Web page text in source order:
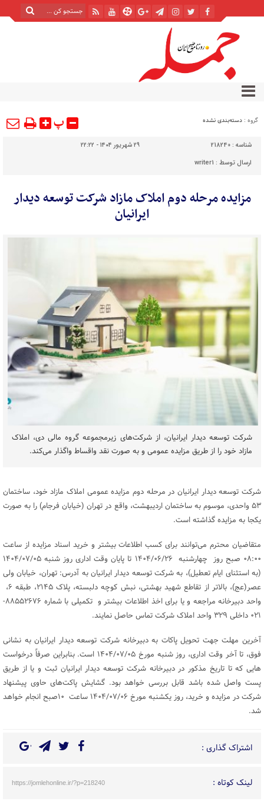
گروه : دسته‌بندی نشده پ
شناسه : 218240
۲۹ شهریور ۱۴۰۴ - ۲۲:۲۲
ارسال توسط : writer1
مزایده مرحله دوم املاک مازاد شرکت توسعه دیدار
ایرانیان
شرکت توسعه دیدار ایرانیان، از شرکت‌های زیرمجموعه گروه مالی دی، املاک
مازاد خود را از طریق مزایده عمومی و به صورت نقد واقساط واگذار می‌کند.
شرکت توسعه دیدار ایرانیان در مرحله دوم مزایده عمومی املاک مازاد خود، ساختمان
۵۳ واحدی، موسوم به ساختمان اردیبهشت، واقع در تهران (خیابان فرجام) را به صورت
یکجا به مزایده گذاشته است.
متقاضیان محترم می‌توانند برای کسب اطلاعات بیشتر و خرید اسناد مزایده از ساعت
۰۸:۰۰ صبح روز چهارشنبه ۱۴۰۴/۰۶/۲۶ تا پایان وقت اداری روز شنبه ۱۴۰۴/۰۷/۰۵
(به استثنای ایام تعطیل)، به شرکت توسعه دیدار ایرانیان به آدرس: تهران، خیابان ولی
عصر(عج)، بالاتر از تقاطع شهید بهشتی، نبش کوچه دلبسته، پلاک ۲۱۴۵، طبقه ۶،
واحد دبیرخانه مراجعه و یا برای اخذ اطلاعات بیشتر و تکمیلی با شماره ۸۸۵۵۲۶۷۶-
۰۲۱ داخلی ۳۲۹ واحد املاک شرکت تماس حاصل نمایند.
آخرین مهلت جهت تحویل پاکات به دبیرخانه شرکت توسعه دیدار ایرانیان به نشانی
فوق، تا آخر وقت اداری، روز شنبه مورخ ۱۴۰۴/۰۷/۰۵ است. بنابراین صرفاً درخواست
هایی که تا تاریخ مذکور در دبیرخانه شرکت توسعه دیدار ایرانیان ثبت و یا از طریق
پست واصل شده باشد قابل بررسی خواهد بود. گشایش پاکت‌های حاوی پیشنهاد
شرکت در مزایده و خرید، روز یکشنبه مورخ ۱۴۰۴/۰۷/۰۶ ساعت ۱۰صبح انجام خواهد
شد.
اشتراک گذاری :
لینک کوتاه : https://jomlehonline.ir/?p=218240